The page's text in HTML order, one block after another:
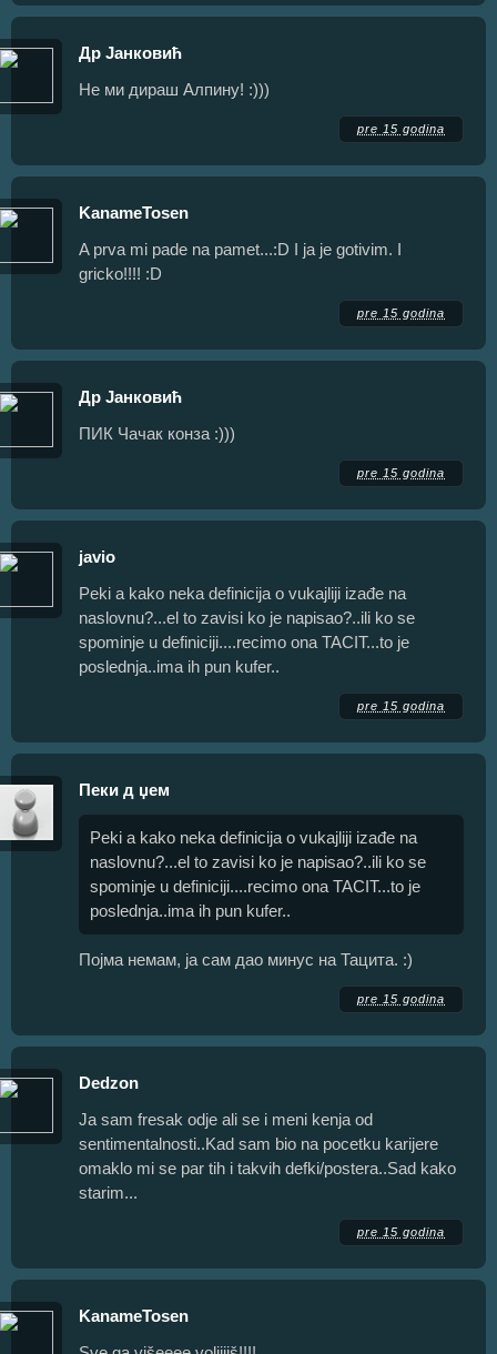
Др Јанковић
Не ми дираш Алпину! :)))
pre 15 godina
KanameTosen
A prva mi pade na pamet...:D I ja je gotivim. I
gricko!!!! :D
pre 15 godina
Др Јанковић
ПИК Чачак конза :)))
pre 15 godina
javio
Peki a kako neka definicija o vukajliji izađe na
naslovnu?...el to zavisi ko je napisao?..ili ko se
spominje u definiciji....recimo ona TACIT...to je
poslednja..ima ih pun kufer..
pre 15 godina
Пеки д џем
Peki a kako neka definicija o vukajliji izađe na
naslovnu?...el to zavisi ko je napisao?..ili ko se
spominje u definiciji....recimo ona TACIT...to je
poslednja..ima ih pun kufer..
Појма немам, ја сам дао минус на Тацита. :)
pre 15 godina
Dedzon
Ja sam fresak odje ali se i meni kenja od
sentimentalnosti..Kad sam bio na pocetku karijere
omaklo mi se par tih i takvih defki/postera..Sad kako
starim...
pre 15 godina
KanameTosen